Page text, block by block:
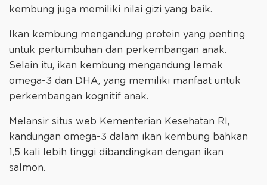
kembung juga memiliki nilai gizi yang baik.
Ikan kembung mengandung protein yang penting
untuk pertumbuhan dan perkembangan anak.
Selain itu, ikan kembung mengandung lemak
omega-3 dan DHA, yang memiliki manfaat untuk
perkembangan kognitif anak.
Melansir situs web Kementerian Kesehatan RI,
kandungan omega-3 dalam ikan kembung bahkan
1,5 kali lebih tinggi dibandingkan dengan ikan
salmon.